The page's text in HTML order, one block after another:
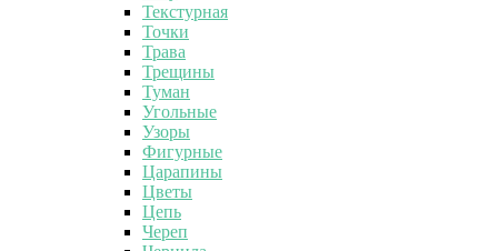
Текстурная
Точки
Трава
Трещины
Туман
Угольные
Узоры
Фигурные
Царапины
Цветы
Цепь
Череп